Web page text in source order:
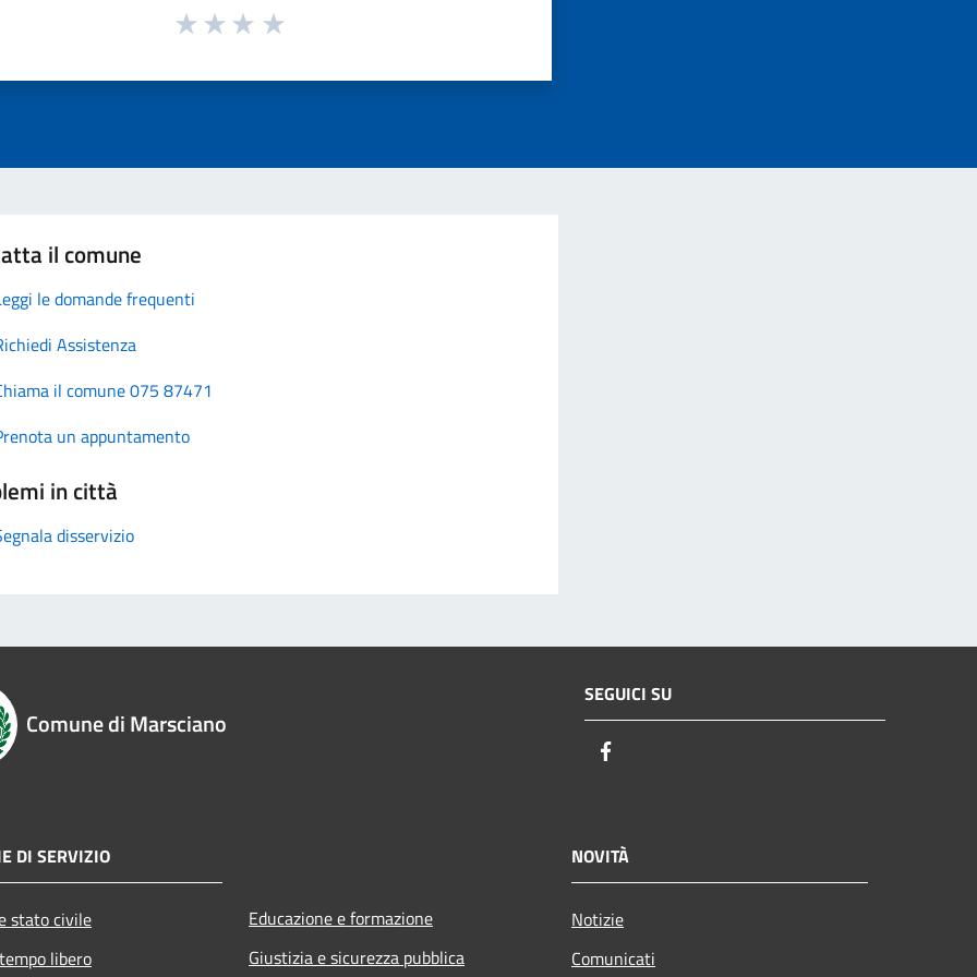
il comune
le domande frequenti
Assistenza
il comune 075 87471
un appuntamento
in città
disservizio
Comune di Marsciano
SEGUICI SU
DI SERVIZIO
stato civile
libero
Educazione e formazione
Giustizia e sicurezza pubblica
NOVITÀ
Notizie
Comunicati